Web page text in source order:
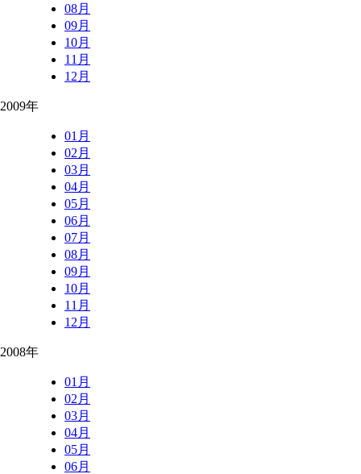
08月
09月
10月
11月
12月
2009年
01月
02月
03月
04月
05月
06月
07月
08月
09月
10月
11月
12月
2008年
01月
02月
03月
04月
05月
06月